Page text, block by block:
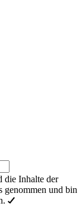
die Inhalte der
genommen und bin